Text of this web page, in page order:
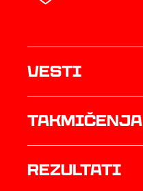
Vesti
Takmičenja
rezultati